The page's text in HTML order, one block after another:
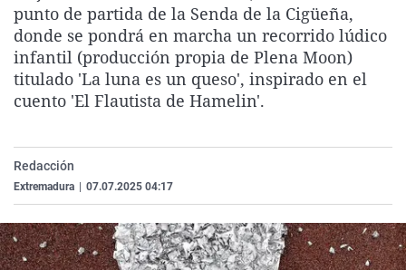
La rosa de los vientos
Gente viajera
Como el perro y el
Caso
Retornados
Equipo de
Operación Viuda
Extremadura
Galicia
La Rioja
Navarra
Virales
Televisión
Elecciones
punto de partida de la Senda de la Cigüeña,
donde se pondrá en marcha un recorrido lúdico
infantil (producción propia de Plena Moon)
titulado 'La luna es un queso', inspirado en el
cuento 'El Flautista de Hamelin'.
Redacción
Extremadura 07.07.2025 04:17